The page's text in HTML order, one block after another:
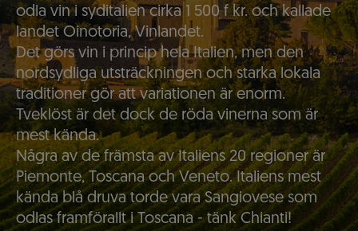
odla vin i syditalien cirka 1 500 f kr. och kallade
landet Oinotoria, Vinlandet.
Det görs vin i princip hela Italien, men den
nordsydliga utsträckningen och starka lokala
traditioner gör att variationen är enorm.
Tveklöst är det dock de röda vinerna som är
mest kända.
Några av de främsta av Italiens 20 regioner är
Piemonte, Toscana och Veneto. Italiens mest
kända blå druva torde vara Sangiovese som
odlas framförallt i Toscana - tänk Chianti!